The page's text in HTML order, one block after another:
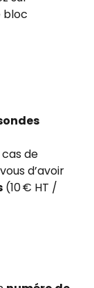
bloc
de
d’avoir
(10 € HT /